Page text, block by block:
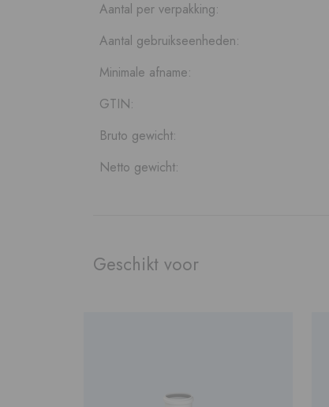
Aantal per verpakking:
Aantal gebruikseenheden:
Minimale afname:
GTIN:
Bruto gewicht:
Netto gewicht:
Geschikt voor